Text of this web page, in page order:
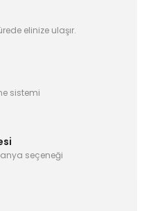
elinize ulaşır.
sistemi
seçeneği